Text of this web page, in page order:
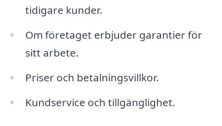
tidigare kunder.
Om företaget erbjuder garantier för
sitt arbete.
Priser och betalningsvillkor.
Kundservice och tillgänglighet.